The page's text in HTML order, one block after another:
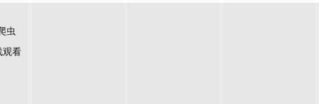
虫
观看